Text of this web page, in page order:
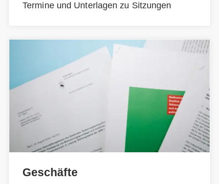
Termine und Unterlagen zu Sitzungen
Geschäfte